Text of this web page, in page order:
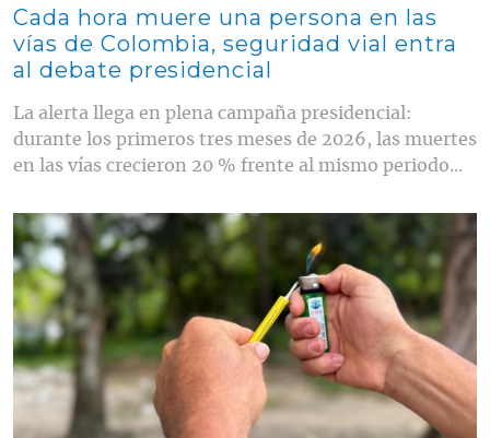
Cada hora muere una persona en las
vías de Colombia, seguridad vial entra
al debate presidencial
La alerta llega en plena campaña presidencial:
durante los primeros tres meses de 2026, las muertes
en las vías crecieron 20 % frente al mismo periodo...
Contenido multimedia principal